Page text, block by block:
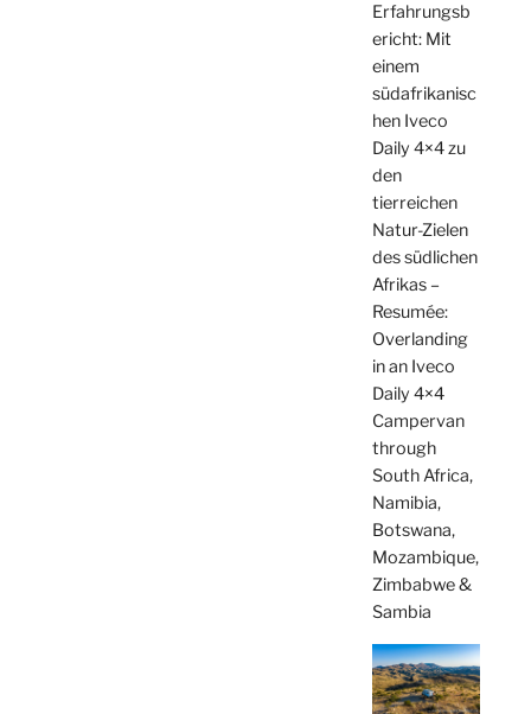
Erfahrungsb
ericht: Mit
einem
südafrikanisc
hen Iveco
Daily 4×4 zu
den
tierreichen
Natur-Zielen
des südlichen
Afrikas –
Resumée:
Overlanding
in an Iveco
Daily 4×4
Campervan
through
South Africa,
Namibia,
Botswana,
Mozambique,
Zimbabwe &
Sambia